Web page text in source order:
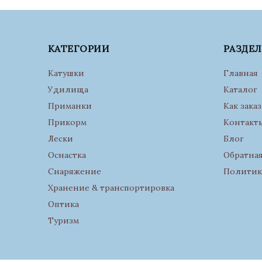
КАТЕГОРИИ
Катушки
Удилища
Приманки
Прикорм
Лески
Оснастка
Снаряжение
Хранение & транспортировка
Оптика
Туризм
Главная
Каталог
Как
Блог